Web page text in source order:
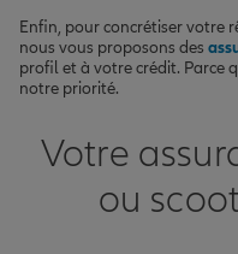
Enfin, pour concrétiser votre
nous vous proposons des
profil et à votre crédit. Parce
notre priorité.
Votre
ou